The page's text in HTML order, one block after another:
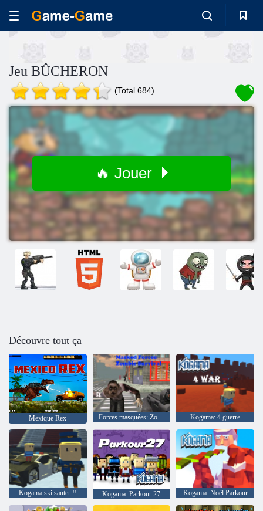
Jeu BÛCHERON
(Total 684)
🔥 Jouer
Découvre tout ça
Mexique Rex Forces masquées: Zombie Survival Kogama: 4 guerre
Kogama ski sauter !! Kogama: Parkour 27 Kogama: Noël Parkour